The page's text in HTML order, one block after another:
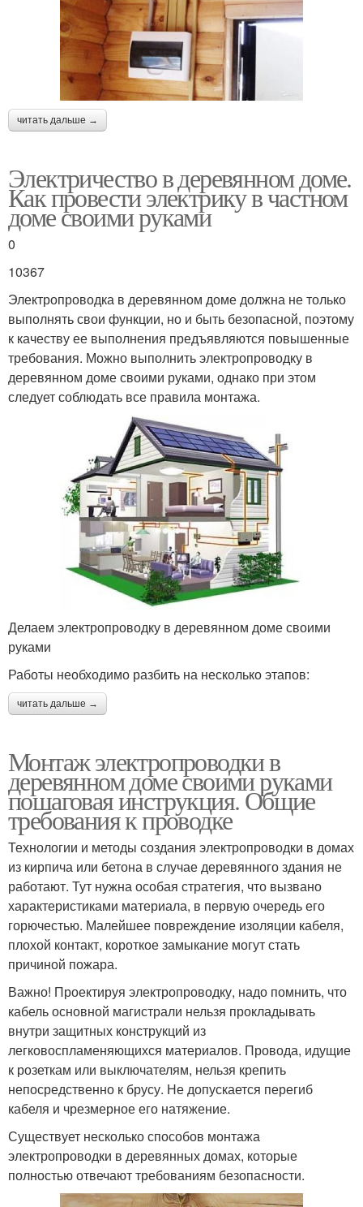
читать дальше →
Электричество в деревянном доме.
Как провести электрику в частном
доме своими руками
0
10367
Электропроводка в деревянном доме должна не только
выполнять свои функции, но и быть безопасной, поэтому
к качеству ее выполнения предъявляются повышенные
требования. Можно выполнить электропроводку в
деревянном доме своими руками, однако при этом
следует соблюдать все правила монтажа.
Делаем электропроводку в деревянном доме своими
руками
Работы необходимо разбить на несколько этапов:
читать дальше →
Монтаж электропроводки в
деревянном доме своими руками
пошаговая инструкция. Общие
требования к проводке
Технологии и методы создания электропроводки в домах
из кирпича или бетона в случае деревянного здания не
работают. Тут нужна особая стратегия, что вызвано
характеристиками материала, в первую очередь его
горючестью. Малейшее повреждение изоляции кабеля,
плохой контакт, короткое замыкание могут стать
причиной пожара.
Важно! Проектируя электропроводку, надо помнить, что
кабель основной магистрали нельзя прокладывать
внутри защитных конструкций из
легковоспламеняющихся материалов. Провода, идущие
к розеткам или выключателям, нельзя крепить
непосредственно к брусу. Не допускается перегиб
кабеля и чрезмерное его натяжение.
Существует несколько способов монтажа
электропроводки в деревянных домах, которые
полностью отвечают требованиям безопасности.